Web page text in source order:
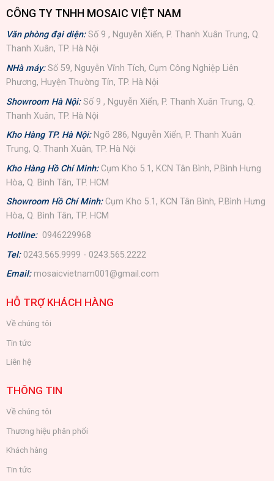
CÔNG TY TNHH MOSAIC VIỆT NAM
Văn phòng đại diện:Số 9 , Nguyễn Xiển, P. Thanh Xuân Trung, Q.
Thanh Xuân, TP. Hà Nội
NHà máy: Số 59, Nguyễn Vĩnh Tích, Cụm Công Nghiệp Liên
Phương, Huyện Thường Tín, TP. Hà Nội
Showroom Hà Nội: Số 9 , Nguyễn Xiển, P. Thanh Xuân Trung, Q.
Thanh Xuân, TP. Hà Nội
Kho Hàng TP. Hà Nội: Ngõ 286, Nguyễn Xiển, P. Thanh Xuân
Trung, Q. Thanh Xuân, TP. Hà Nội
Kho Hàng Hồ Chí Minh: Cụm Kho 5.1, KCN Tân Bình, P.Bình Hưng
Hòa, Q. Bình Tân, TP. HCM
Showroom Hồ Chí Minh: Cụm Kho 5.1, KCN Tân Bình, P.Bình Hưng
Hòa, Q. Bình Tân, TP. HCM
Hotline: 0946229968
Tel: 0243.565.9999 - 0243.565.2222
Email: mosaicvietnam001@gmail.com
HỖ TRỢ KHÁCH HÀNG
Về chúng tôi
Tin tức
Liên hệ
THÔNG TIN
Về chúng tôi
Thương hiệu phân phối
Khách hàng
Tin tức